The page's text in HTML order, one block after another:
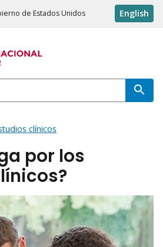
de Estados Unidos English
clínicos
por los